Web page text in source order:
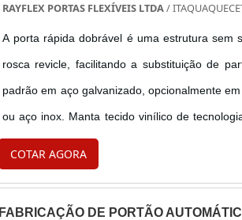
RAYFLEX PORTAS FLEXÍVEIS LTDA/
A porta rápida dobrável é uma estrutura sem
rosca revicle, facilitando a substituição de
padrão em aço galvanizado, opcionalmente
ou aço inox. Manta tecido vinílico de
aplicação em portas rápidas, pela sua
COTAR AGORA
FABRICAÇÃO DE PORTÃO